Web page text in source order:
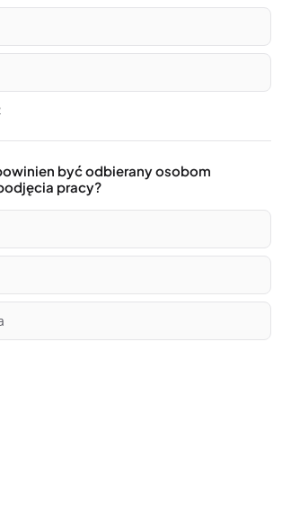
być odbierany osobom
pracy?